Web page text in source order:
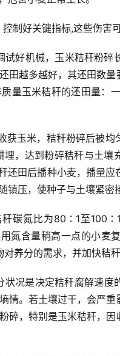
制好关键指标,这些伤害可
试好机械，玉米秸秆粉碎
田越多越好，其还田数
量玉米秸秆的还田量：
获玉米，秸秆粉碎后被
，达到粉碎秸秆与土壤
还田后播种小麦，播量
压，使种子与土壤紧密
秆碳氮比为80∶1至
氮含量稍高一点的小麦
养分的需求，并加快秸秆
状况是决定秸秆腐解速度
情。若土壤过干，会严
碎，特别是玉米秸秆，